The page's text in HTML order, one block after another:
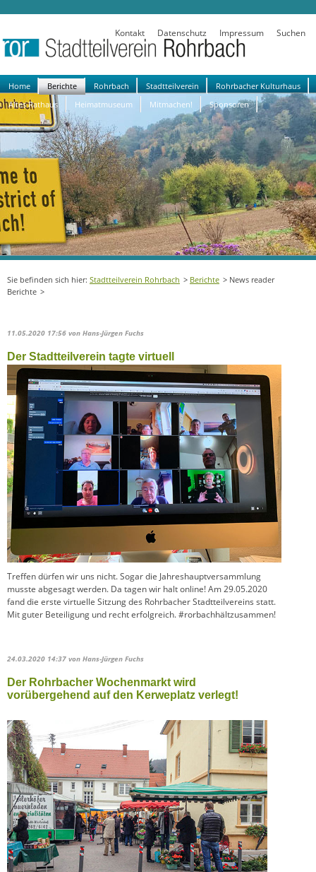
Kontakt Datenschutz Impressum Suchen
Navigation
überspringen
Home Berichte Rohrbach Stadtteilverein
Rohrbacher Kulturhaus
Altes Rathaus
Heimatmuseum Mitmachen! Sponsoren
Stadtteilverein Rohrbach Berichte
News reader
Berichte
11.05.2020 17:56 von Hans-Jürgen Fuchs
Der Stadtteilverein tagte virtuell
Treffen dürfen wir uns nicht. Sogar die Jahreshauptversammlung
musste abgesagt werden. Da tagen wir halt online! Am 29.05.2020
fand die erste virtuelle Sitzung des Rohrbacher Stadtteilvereins statt.
Mit guter Beteiligung und recht erfolgreich. #rorbachhältzusammen!
24.03.2020 14:37 von Hans-Jürgen Fuchs
Der Rohrbacher Wochenmarkt wird
vorübergehend auf den Kerweplatz verlegt!